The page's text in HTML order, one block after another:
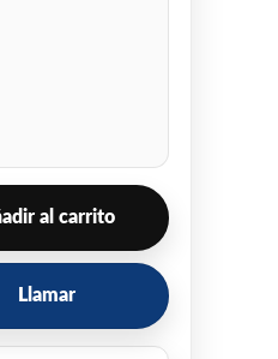
al carrito
Llamar